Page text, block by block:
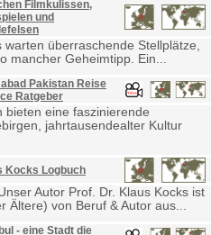
Filmkulissen,
und
überraschende Stellplätze,
mancher Geheimtipp. Ein...
Pakistan Reise
Ratgeber
bieten eine faszinierende
jahrtausendealter Kultur
Kocks Logbuch
Autor Prof. Dr. Klaus Kocks ist
Ältere) von Beruf & Autor aus...
- eine Stadt die